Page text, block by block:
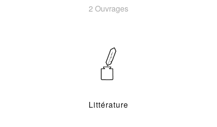
2 Ouvrages
Littérature